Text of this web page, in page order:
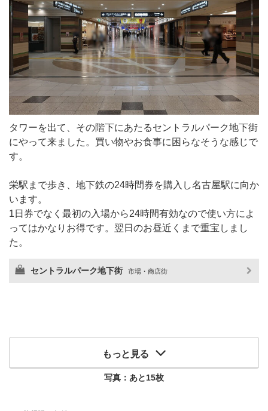
タワーを出て、その階下にあたるセントラルパーク地下街
にやって来ました。買い物やお食事に困らなそうな感じで
す。
栄駅まで歩き、地下鉄の24時間券を購入し名古屋駅に向か
います。
1日券でなく最初の入場から24時間有効なので使い方によ
ってはかなりお得です。翌日のお昼近くまで重宝しまし
た。
セントラルパーク地下街 市場・商店街
もっと見る
写真：あと15枚